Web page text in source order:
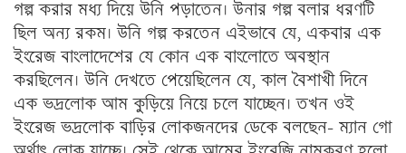
গল্প করার মধ্য দিয়ে উনি পড়াতেন। উনার গল্প বলার ধরণটি
ছিল অন্য রকম। উনি গল্প করতেন এইভাবে যে, একবার এক
ইংরেজ বাংলাদেশের যে কোন এক বাংলোতে অবস্থান
করছিলেন। উনি দেখতে পেয়েছিলেন যে, কাল বৈশাখী দিনে
এক ভদ্রলোক আম কুড়িয়ে নিয়ে চলে যাচ্ছেন। তখন ওই
ইংরেজ ভদ্রলোক বাড়ির লোকজনদের ডেকে বলছেন- ম্যান গো